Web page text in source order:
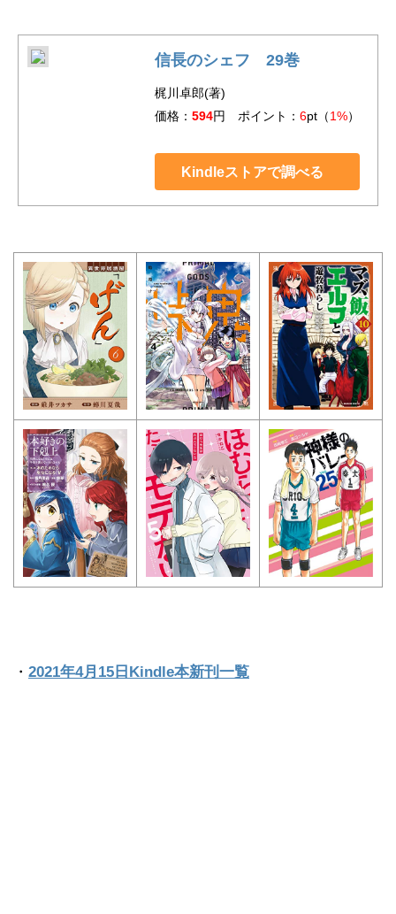
信長のシェフ 29巻
梶川卓郎(著)
価格： 594円 ポイント： 6pt（1%）
Kindleストアで調べる
・ 2021年4月15日Kindle本新刊一覧